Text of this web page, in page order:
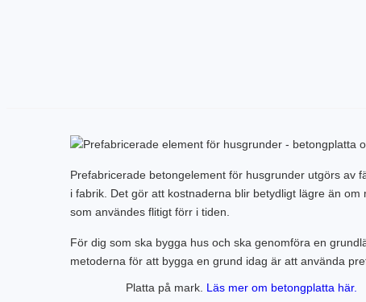
Prefabricerade betongelement för husgrunder utgörs av
i fabrik. Det gör att kostnaderna blir betydligt lägre än
som användes flitigt förr i tiden.
För dig som ska bygga hus och ska genomföra en
metoderna för att bygga en grund idag är att använda
Platta på mark. Läs mer om betongplatta här.